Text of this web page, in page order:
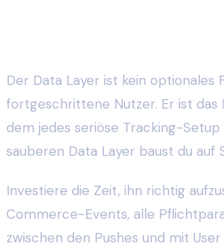
Der Data Layer ist kein optionales
fortgeschrittene Nutzer. Er ist das
dem jedes seriöse Tracking-
sauberen Data Layer baust du auf
Investiere die Zeit, ihn richtig
Commerce-Events, alle
zwischen den Pushes und mit